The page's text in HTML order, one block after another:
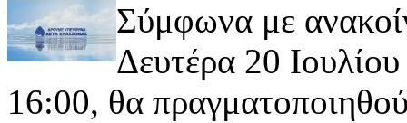
Σύμφωνα με
Δευτέρα 20
16:00, θα